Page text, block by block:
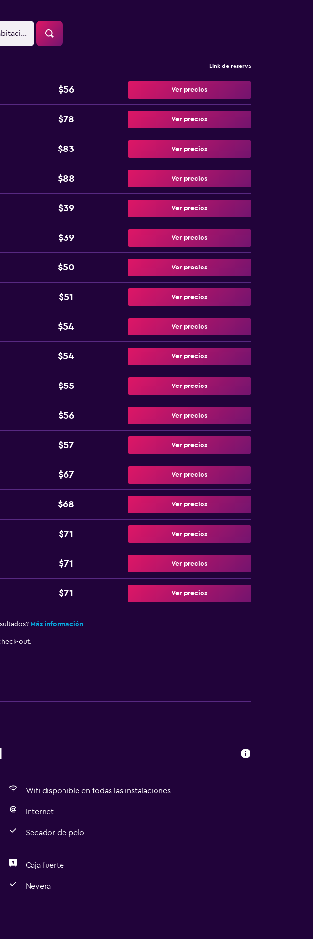
Link de reserva
$56 Ver precios
$78 Ver precios
$83 Ver precios
$88 Ver precios
$39 Ver precios
$39 Ver precios
$50 Ver precios
$51 Ver precios
$54 Ver precios
$54 Ver precios
$55 Ver precios
$56 Ver precios
$57 Ver precios
$67 Ver precios
$68 Ver precios
$71 Ver precios
$71 Ver precios
$71 Ver precios
Más información
out.
Wifi disponible en todas las instalaciones
Internet
Secador de pelo
Caja fuerte
Nevera